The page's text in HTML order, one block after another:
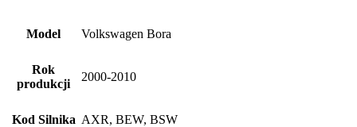
Model Volkswagen Bora
Rok
produkcji
2000-2010
Kod Silnika AXR, BEW, BSW